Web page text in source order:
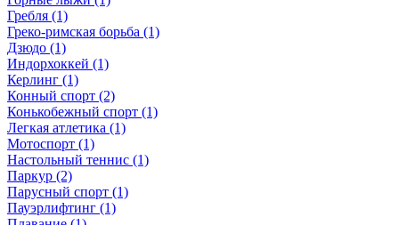
Гребля (1)
Греко-римская борьба (1)
Дзюдо (1)
Индорхоккей (1)
Керлинг (1)
Конный спорт (2)
Конькобежный спорт (1)
Легкая атлетика (1)
Мотоспорт (1)
Настольный теннис (1)
Паркур (2)
Парусный спорт (1)
Пауэрлифтинг (1)